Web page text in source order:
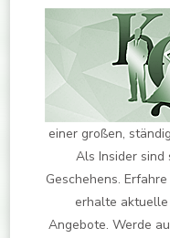
einer großen,
Als Insider sind
Geschehens.
erhalte
Angebote. Werde